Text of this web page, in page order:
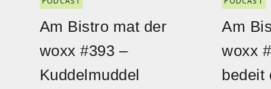
Am Bistro mat der
woxx #393 –
Kuddelmuddel
Am
woxx
bedeit